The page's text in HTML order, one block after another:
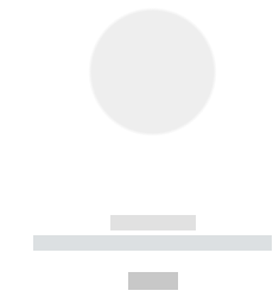
------------
----------- ----------- ----------